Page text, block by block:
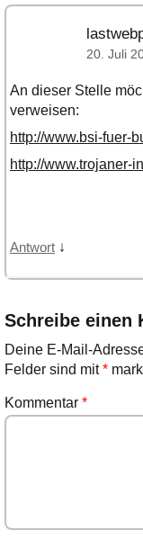
20. Juli
An dieser Stelle
verweisen:
http://www.bsi-fuer-
http://www.trojaner-
Antwort ↓
Schreibe einen
Deine E-Mail-
Felder sind mit*
Kommentar *